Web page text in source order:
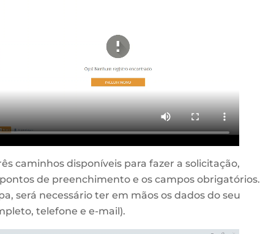
caminhos disponíveis para fazer a solicitação,
de preenchimento e os campos obrigatórios.
será necessário ter em mãos os dados do seu
telefone e e-mail).